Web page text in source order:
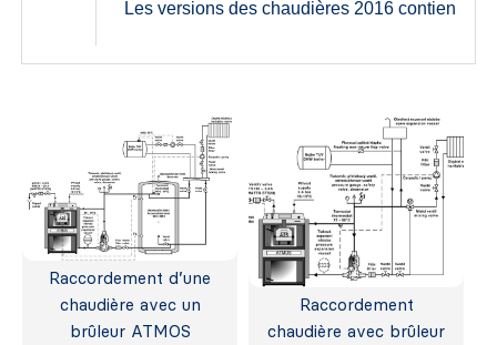
Les versions des chaudières 2016
Raccordement d’une
chaudière avec un
brûleur ATMOS
Raccordement
chaudière avec brûleur